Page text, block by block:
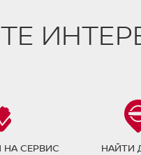
НА СЕРВИС НАЙТИ